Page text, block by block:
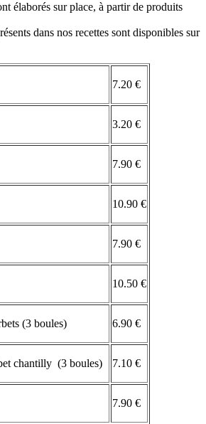
élaborés sur place, à partir de produits
dans nos recettes sont disponibles sur
7.20 €
3.20 €
7.90 €
10.90 €
7.90 €
10.50 €
(3 boules) 6.90 €
chantilly (3 boules) 7.10 €
7.90 €